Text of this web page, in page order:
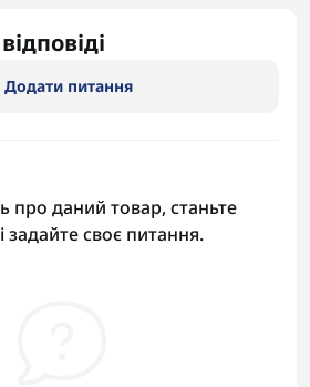
Додати питання
про даний товар, станьте
своє питання.